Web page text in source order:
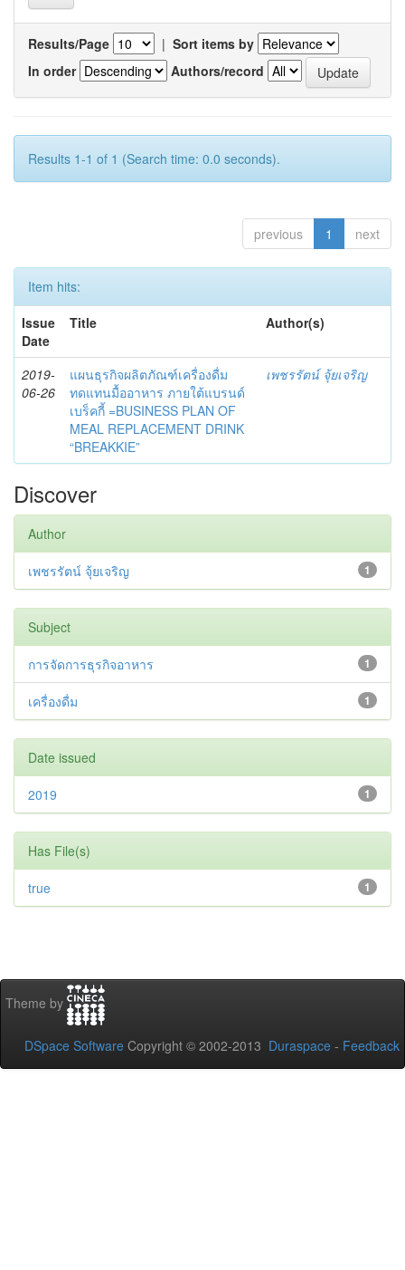
Results/Page | Sort items by
In order
Authors/record
Results 1-1 of 1 (Search time: 0.0 seconds).
previous 1 next
Item hits:
Issue
Date
Title Author(s)
2019-
06-26
แผนธุรกิจผลิตภัณฑ์เครื่องดื่ม
ทดแทนมื้ออาหาร ภายใต้แบรนด์
เบร็คกี้ =BUSINESS PLAN OF
MEAL REPLACEMENT DRINK
“BREAKKIE”
เพชรรัตน์ จุ้ยเจริญ
Discover
Author
1
เพชรรัตน์ จุ้ยเจริญ
Subject
1
การจัดการธุรกิจอาหาร
1
เครื่องดื่ม
Date issued
1
2019
Has File(s)
1
true
Theme by
DSpace Software Copyright © 2002-2013 Duraspace - Feedback